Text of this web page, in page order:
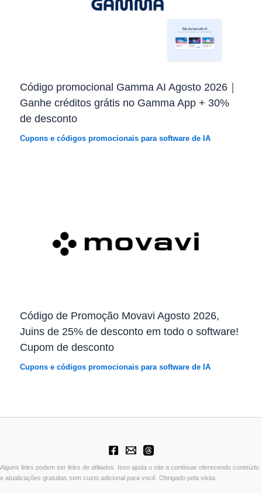
Código promocional Gamma AI Agosto 2026｜
Ganhe créditos grátis no Gamma App + 30%
de desconto
Cupons e códigos promocionais para software de IA
Código de Promoção Movavi Agosto 2026,
Juins de 25% de desconto em todo o software!
Cupom de desconto
Cupons e códigos promocionais para software de IA
Alguns links podem ser links de afiliados. Isso ajuda o site a continuar oferecendo conteúdo
e atualizações gratuitas sem custo adicional para você. Obrigado pela visita